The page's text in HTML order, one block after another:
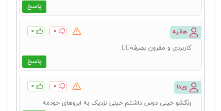
پاسخ
هانیه ۰ ۰
پاسخ
کاربردی و مقرون بصرفه👍🏻
ویدا ۰ ۰
رنگشو خیلی دوس داشتم خیلی نزدیک به ابروهای خودمه